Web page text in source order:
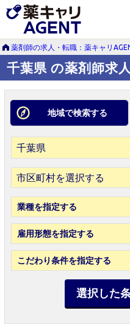
薬剤師の求人・転職：薬キャリ
千葉県 の薬剤師求人
地域で検索する
市区町村を選択する
業種を指定する
雇用形態を指定する
こだわり条件を指定する
選択した